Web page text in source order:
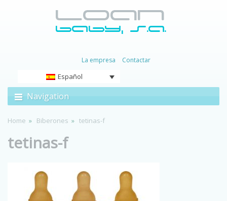
La empresa Contactar
Español
Navigation
Home Biberones tetinas-f
tetinas-f